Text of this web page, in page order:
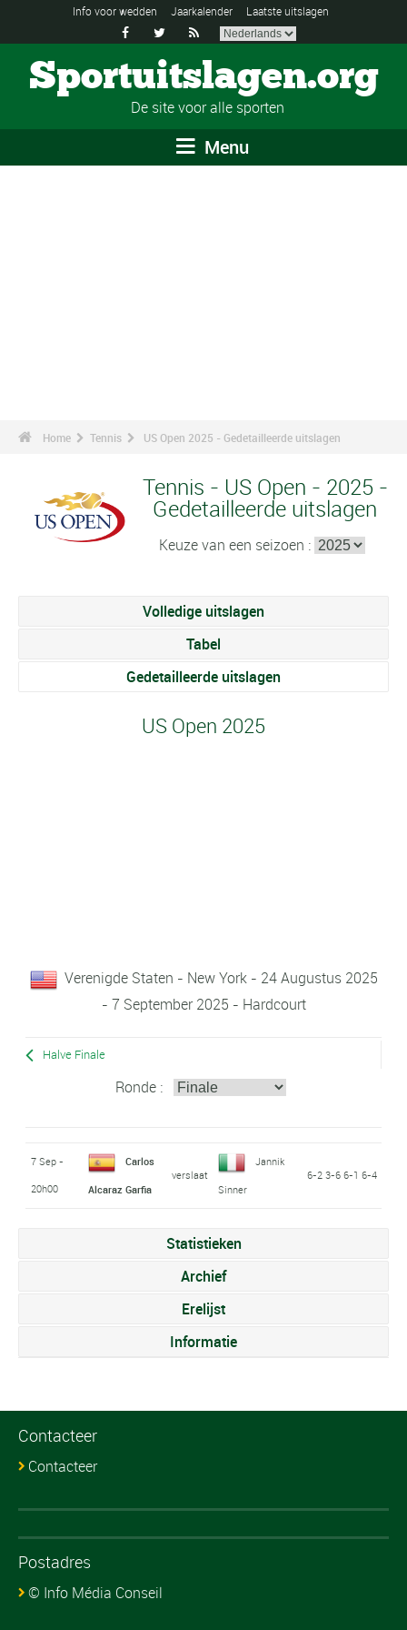
Info voor wedden Jaarkalender Laatste uitslagen
  
Sportuitslagen.org
De site voor alle sporten
Menu
Home Tennis US Open 2025 - Gedetailleerde uitslagen
Tennis - US Open - 2025 -
Gedetailleerde uitslagen
Keuze van een seizoen :
Volledige uitslagen
Tabel
Gedetailleerde uitslagen
US Open 2025
Verenigde Staten - New York - 24 Augustus 2025
- 7 September 2025 - Hardcourt
Halve Finale
Ronde :
7 Sep -
20h00
Carlos
Alcaraz Garfia
verslaat
Jannik
Sinner
6-2 3-6 6-1 6-4
Statistieken
Archief
Erelijst
Informatie
Contacteer
Contacteer
Postadres
© Info Média Conseil